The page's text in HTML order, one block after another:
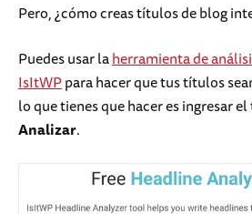
Pero, ¿cómo creas títulos de blog
Puedes usar laherramienta de
IsItWPpara hacer que tus títulos
lo que tienes que hacer es ingresar
Analizar.